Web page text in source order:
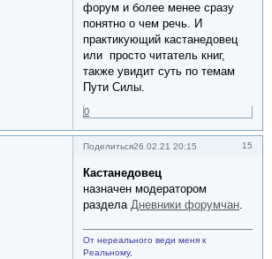
форум и более менее сразу
понятно о чем речь. И
практикующий кастанедовец
или просто читатель книг,
также увидит суть по темам
Пути Силы.
0
Поделиться 15
26.02.21 20:15
Кастанедовец
назначен модератором
раздела Дневники форумчан
От нереального веди меня к
Реальному,